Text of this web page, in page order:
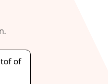
of